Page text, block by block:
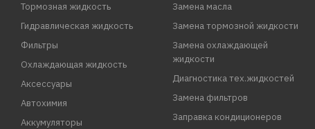
Тормозная жидкость
Гидравлическая жидкость
Фильтры
Охлаждающая жидкость
Аксессуары
Автохимия
Аккумуляторы
Замена масла
Замена тормозной жидкости
Замена охлаждающей
жидкости
Диагностика тех.жидкостей
Замена фильтров
Заправка кондиционеров